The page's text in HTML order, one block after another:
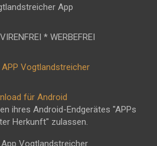
* WERBEFREI
für Android
ihres Android-Endgerätes "APPs
Herkunft" zulassen.